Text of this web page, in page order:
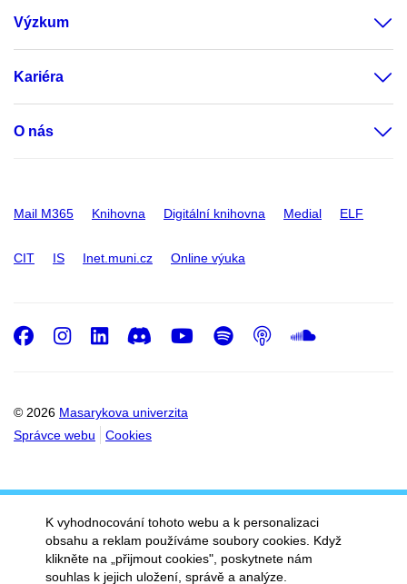
Výzkum
Kariéra
O nás
Mail M365 Knihovna Digitální knihovna Medial ELF
CIT IS Inet.muni.cz Online výuka
© 2026 Masarykova univerzita
Správce webu
Cookies
Facebook
Instagram
LinkedIn
DiscordYoutube
Spotify
Podcast
K vyhodnocování tohoto webu a k personalizaci
obsahu a reklam používáme soubory cookies. Když
klikněte na „přijmout cookies", poskytnete nám
souhlas k jejich uložení, správě a analýze.